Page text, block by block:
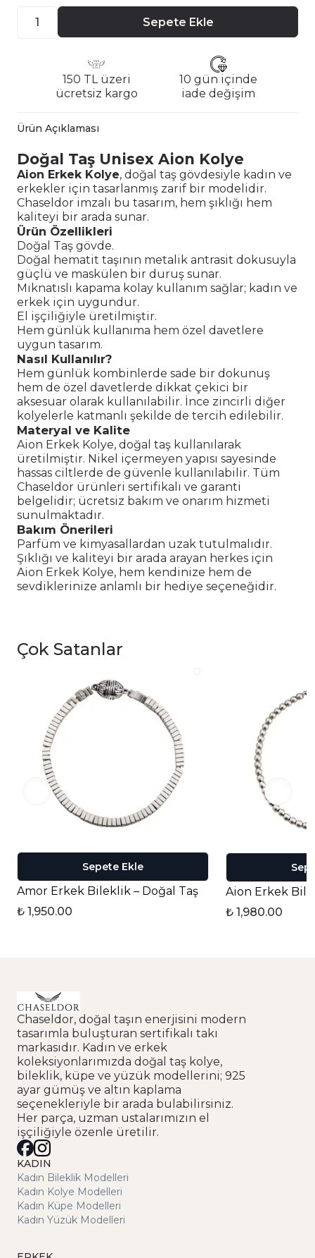
Sepete Ekle
150 TL üzeri
ücretsiz kargo
10 gün içinde
iade değişim
Ürün Açıklaması
Doğal Taş Unisex Aion Kolye
Aion Erkek Kolye, doğal taş gövdesiyle kadın ve
erkekler için tasarlanmış zarif bir modelidir.
Chaseldor imzalı bu tasarım, hem şıklığı hem
kaliteyi bir arada sunar.
Ürün Özellikleri
Doğal Taş gövde.
Doğal hematit taşının metalik antrasit dokusuyla
güçlü ve maskülen bir duruş sunar.
Mıknatıslı kapama kolay kullanım sağlar; kadın ve
erkek için uygundur.
El işçiliğiyle üretilmiştir.
Hem günlük kullanıma hem özel davetlere
uygun tasarım.
Nasıl Kullanılır?
Hem günlük kombinlerde sade bir dokunuş
hem de özel davetlerde dikkat çekici bir
aksesuar olarak kullanılabilir. İnce zincirli diğer
kolyelerle katmanlı şekilde de tercih edilebilir.
Materyal ve Kalite
Aion Erkek Kolye, doğal taş kullanılarak
üretilmiştir. Nikel içermeyen yapısı sayesinde
hassas ciltlerde de güvenle kullanılabilir. Tüm
Chaseldor ürünleri sertifikalı ve garanti
belgelidir; ücretsiz bakım ve onarım hizmeti
sunulmaktadır.
Bakım Önerileri
Parfüm ve kimyasallardan uzak tutulmalıdır.
Şıklığı ve kaliteyi bir arada arayan herkes için
Aion Erkek Kolye, hem kendinize hem de
sevdiklerinize anlamlı bir hediye seçeneğidir.
Çok Satanlar
Sepete Ekle
Amor Erkek Bileklik – Doğal Taş
₺ 1,950.00
Aion Erkek
₺ 1,980.00
Chaseldor, doğal taşın enerjisini modern
tasarımla buluşturan sertifikalı takı
markasıdır. Kadın ve erkek
koleksiyonlarımızda doğal taş kolye,
bileklik, küpe ve yüzük modellerini; 925
ayar gümüş ve altın kaplama
seçenekleriyle bir arada bulabilirsiniz.
Her parça, uzman ustalarımızın el
işçiliğiyle özenle üretilir.
KADIN
Kadın Bileklik Modelleri
Kadın Kolye Modelleri
Kadın Küpe Modelleri
Kadın Yüzük Modelleri